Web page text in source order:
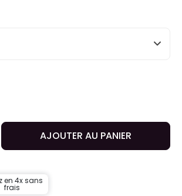
AJOUTER AU PANIER
en 4x sans
frais